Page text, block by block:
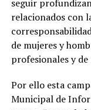
seguir
relacionados con
de mujeres y
profesionales y
Por ello esta
Municipal de